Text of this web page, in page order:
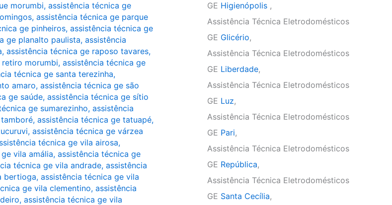
morumbi, assistência técnica ge
, assistência técnica ge parque
ge pinheiros, assistência técnica ge
ge planalto paulista, assistência
, assistência técnica ge raposo tavares,
morumbi, assistência técnica ge
técnica ge santa terezinha,
amaro, assistência técnica ge são
ge saúde, assistência técnica ge sítio
ge sumarezinho, assistência
, assistência técnica ge tatuapé,
, assistência técnica ge várzea
técnica ge vila airosa,
vila amália, assistência técnica ge
técnica ge vila andrade, assistência
bertioga, assistência técnica ge vila
ge vila clementino, assistência
, assistência técnica ge vila
GE Higienópolis ,
Assistência Técnica Eletrodomésticos
GE Glicério,
Assistência Técnica Eletrodomésticos
GE Liberdade,
Assistência Técnica Eletrodomésticos
GE Luz,
Assistência Técnica Eletrodomésticos
GE Pari,
Assistência Técnica Eletrodomésticos
GE República,
Assistência Técnica Eletrodomésticos
GE Santa Cecília,